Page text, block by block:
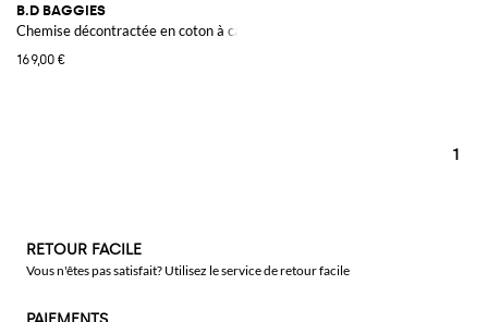
B.D BAGGIES
Chemise décontractée en coton à carreaux
169,00 €
1
RETOUR FACILE
Vous n'êtes pas satisfait? Utilisez le service de retour facile